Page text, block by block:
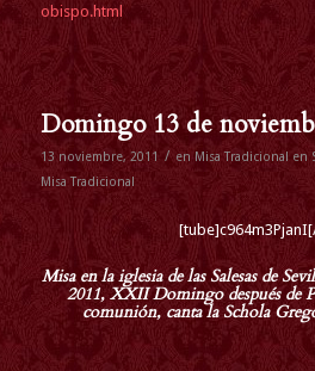
obispo.html
Domingo 13 de
13 noviembre, 2011 / en Misa Tradicional en
Misa Tradicional
Misa en la iglesia de las Salesas de
2011, XXII Domingo después de
comunión, canta laSchola